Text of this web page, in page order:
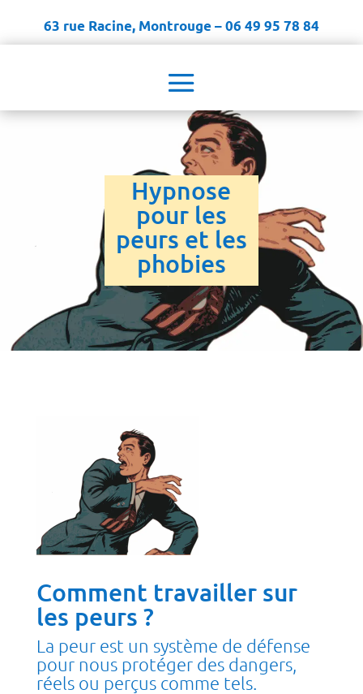
63 rue Racine, Montrouge – 06 49 95 78 84
Hypnose
pour les
peurs et les
phobies
Comment travailler sur
les peurs ?
La peur est un système de défense
pour nous protéger des dangers,
réels ou perçus comme tels.